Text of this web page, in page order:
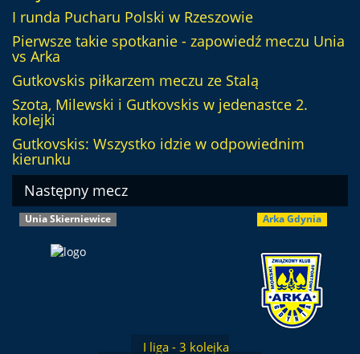
I runda Pucharu Polski w Rzeszowie
Pierwsze takie spotkanie - zapowiedź meczu Unia
vs Arka
Gutkovskis piłkarzem meczu ze Stalą
Szota, Milewski i Gutkovskis w jedenastce 2.
kolejki
Gutkovskis: Wszystko idzie w odpowiednim
kierunku
Następny mecz
Unia Skierniewice Arka Gdynia
I liga - 3 kolejka